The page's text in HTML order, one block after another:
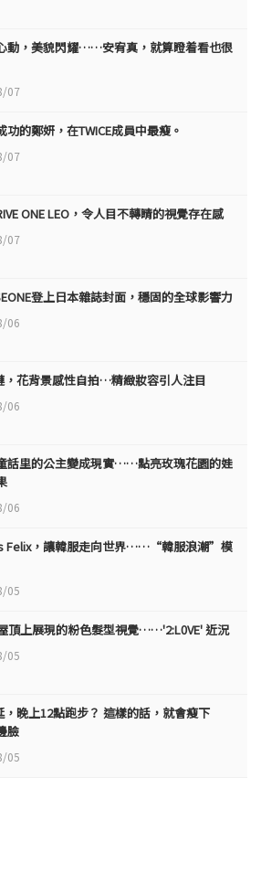
動，美貌閃耀……安宥真，就算瞪着看也很
07
功的鄭妍，在TWICE成員中最瘦。
07
ONE LEO，令人目不轉睛的視覺存在感
07
登上日本雜誌封面，穩固的全球影響力
06
，花背景感性自拍…精緻妝容引人注目
06
話里的公主變成現實……點亮玫瑰花園的娃
06
Felix，讓韓服走向世界……“韓服浪潮”模
05
頂上展現的粉色髮型視覺……'2:L0VE' 近況
05
，晚上12點跑步？ 這樣的話，就會瘦下
臉
05